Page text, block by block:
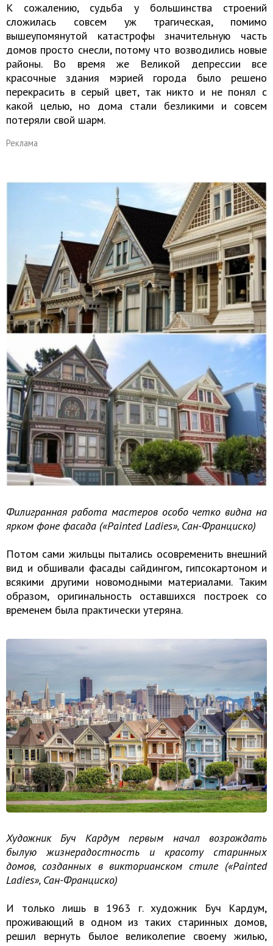
К сожалению, судьба у большинства строений
сложилась совсем уж трагическая, помимо
вышеупомянутой катастрофы значительную часть
домов просто снесли, потому что возводились новые
районы. Во время же Великой депрессии все
красочные здания мэрией города было решено
перекрасить в серый цвет, так никто и не понял с
какой целью, но дома стали безликими и совсем
потеряли свой шарм.
Реклама
Филигранная работа мастеров особо четко видна на
ярком фоне фасада («Painted Ladies», Сан-Франциско)
Потом сами жильцы пытались осовременить внешний
вид и обшивали фасады сайдингом, гипсокартоном и
всякими другими новомодными материалами. Таким
образом, оригинальность оставшихся построек со
временем была практически утеряна.
Художник Буч Кардум первым начал возрождать
былую жизнерадостность и красоту старинных
домов, созданных в викторианском стиле («Painted
Ladies», Сан-Франциско)
И только лишь в 1963 г. художник Буч Кардум,
проживающий в одном из таких старинных домов,
решил вернуть былое великолепие своему жилью,